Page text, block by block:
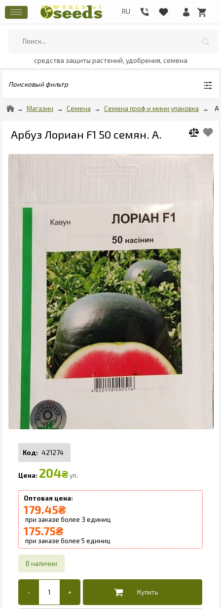
средства защиты растений, удобрения, семена
Поисковый фильтр
Магазин Семена Семена проф и мини упаковка
Арбуз Лориан F1 50 семян. А.
421274
204₴ уп.
179.45₴
3
175.75₴
5